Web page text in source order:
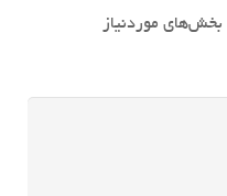
بخش‌های موردنیاز